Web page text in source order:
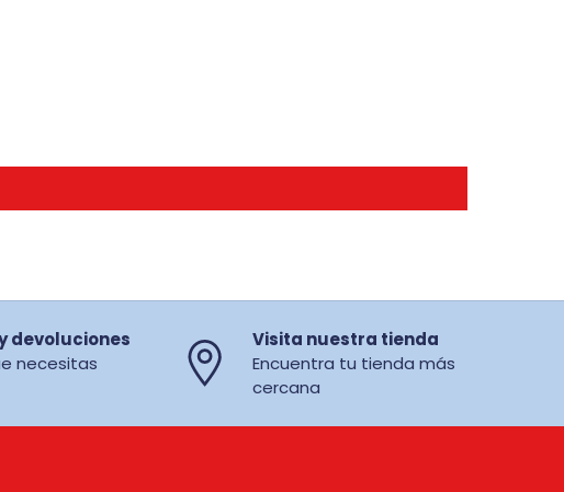
devoluciones
necesitas
Visita nuestra tienda
Encuentra tu tienda más
cercana